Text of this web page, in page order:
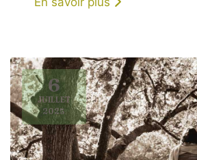
6
JUILLET
2025